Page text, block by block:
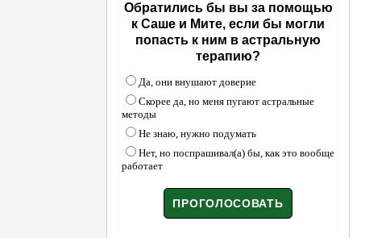
Обратились бы вы за помощью
к Саше и Мите, если бы могли
попасть к ним в астральную
терапию?
Да, они внушают доверие
Скорее да, но меня пугают астральные
методы
Не знаю, нужно подумать
Нет, но поспрашивал(а) бы, как это вообще
работает